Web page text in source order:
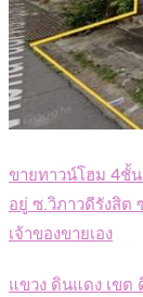
ขายทาวน์โฮม 4ชั้
อยู่ ซ.วิภาวดีรังสิต
เจ้าของขายเอง
แขวง ดินแดง เขต